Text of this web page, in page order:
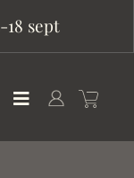
18 sept